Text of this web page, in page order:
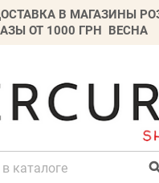
В МАГАЗИНЫ
ОТ 1000 ГРН ВЕСНА